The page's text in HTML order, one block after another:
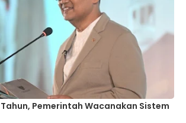
Pemerintah Wacanakan Sistem